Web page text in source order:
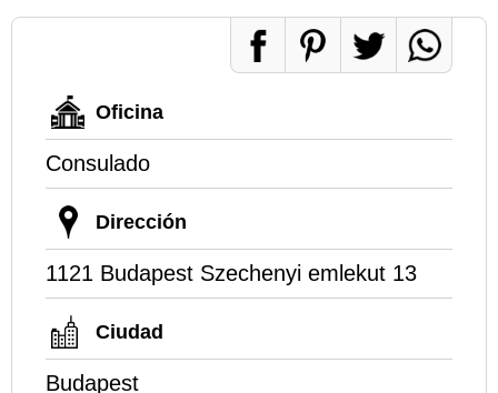
Oficina
Consulado
Dirección
1121 Budapest Szechenyi emlekut 13
Ciudad
Budapest